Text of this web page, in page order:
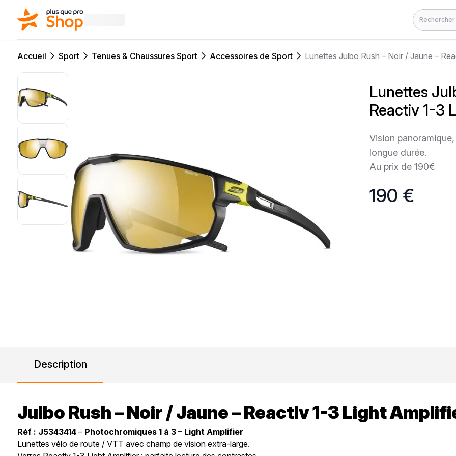
Rechercher
Accueil Sport Tenues & Chaussures Sport Accessoires de Sport Lunettes Julbo Rush – Noir / Jaune –
Lunettes
Reactiv 1-3
Vision
longue durée.
Au prix de 190€
190 €
Description
Julbo Rush – Noir / Jaune – Reactiv 1-3 Light
Réf : J5343414 – Photochromiques 1 à 3 – Light Amplifier
Lunettes vélo de route / VTT avec champ de vision extra-large.